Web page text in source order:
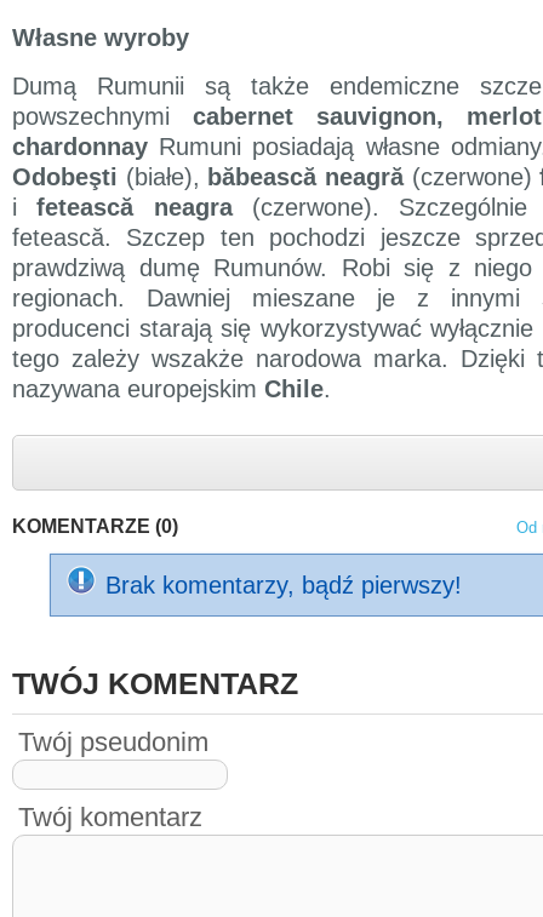
Własne wyroby
Dumą Rumunii są także endemiczne
powszechnymicabernet sauvignon,
chardonnay Rumuni posiadają własne
Odobeşti (białe), băbească neagră(czerwone)
ifetească neagra(czerwone).
fetească. Szczep ten pochodzi jeszcze
prawdziwą dumę Rumunów. Robi się z
regionach. Dawniej mieszane je z innymi
producenci starają się wykorzystywać
tego zależy wszakże narodowa marka. Dzięki
nazywana europejskim Chile.
KOMENTARZE (0) Od
Brak komentarzy, bądź pierwszy!
TWÓJ KOMENTARZ
Twój pseudonim
Twój komentarz